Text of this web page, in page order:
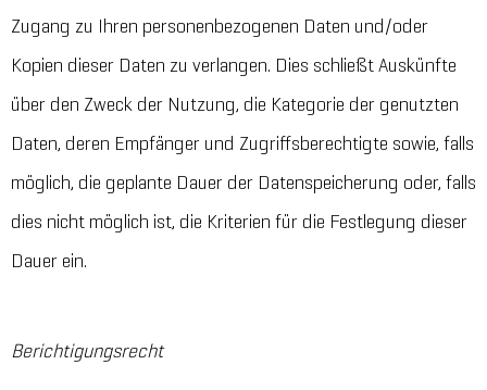
Zugang zu Ihren personenbezogenen Daten und/oder
Kopien dieser Daten zu verlangen. Dies schließt Auskünfte
über den Zweck der Nutzung, die Kategorie der genutzten
Daten, deren Empfänger und Zugriffsberechtigte sowie, falls
möglich, die geplante Dauer der Datenspeicherung oder, falls
dies nicht möglich ist, die Kriterien für die Festlegung dieser
Dauer ein.
Berichtigungsrecht